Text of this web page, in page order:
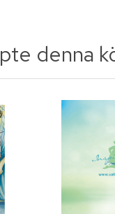
denna